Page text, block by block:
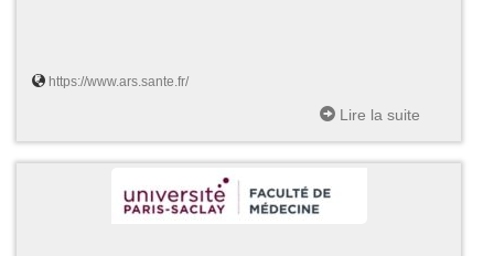
https://www.ars.sante.fr/
Lire la suite